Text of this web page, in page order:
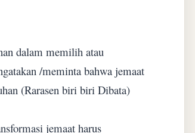
dalam memilih atau
/meminta bahwa jemaat
(Rarasen biri biri Dibata)
jemaat harus